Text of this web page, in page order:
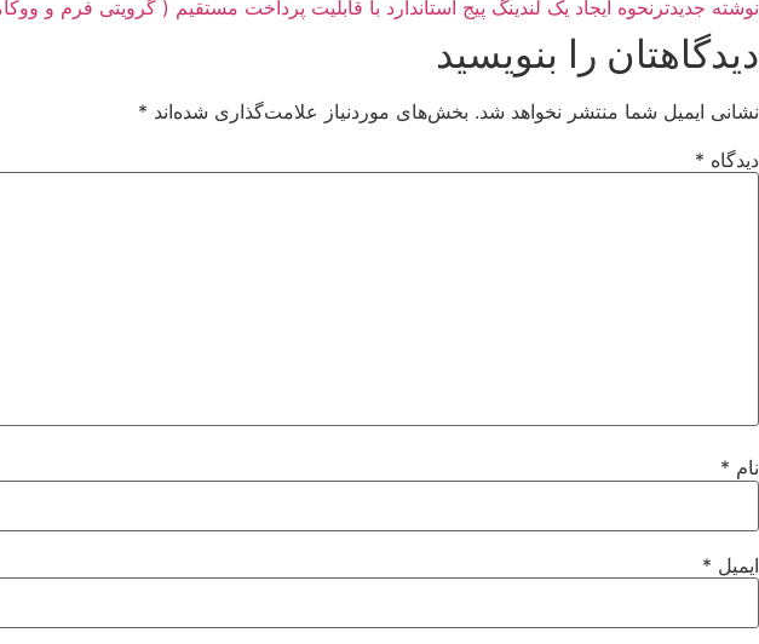
نوشته جدیدتر نحوه ایجاد یک لندینگ پیج استاندارد با قابلیت پرداخت مستقیم ( گرویتی فرم و
دیدگاهتان را بنویسید
نشانی ایمیل شما منتشر نخواهد شد. بخش‌های موردنیاز علامت‌گذاری شده‌اند *
دیدگاه *
نام *
ایمیل *